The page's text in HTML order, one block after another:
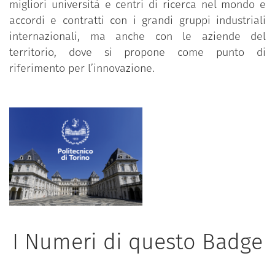
migliori università e centri di ricerca nel mondo e
accordi e contratti con i grandi gruppi industriali
internazionali, ma anche con le aziende del
territorio, dove si propone come punto di
riferimento per l’innovazione.
I Numeri di questo Badge